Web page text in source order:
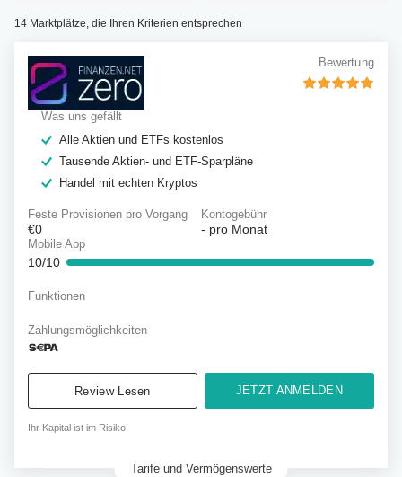
14 Marktplätze, die Ihren Kriterien entsprechen
Bewertung
Was uns gefällt
Alle Aktien und ETFs kostenlos
Tausende Aktien- und ETF-Sparpläne
Handel mit echten Kryptos
Feste Provisionen pro Vorgang
€0
Kontogebühr
- pro Monat
Mobile App
10/10
Funktionen
Zahlungsmöglichkeiten
Review Lesen JETZT ANMELDEN
Ihr Kapital ist im Risiko.
Tarife und Vermögenswerte